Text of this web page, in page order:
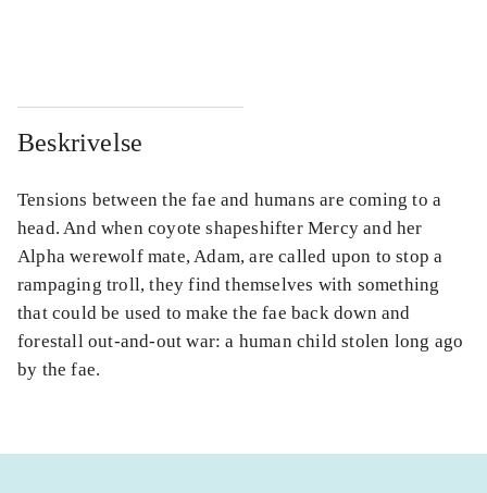
Beskrivelse
Tensions between the fae and humans are coming to a
head. And when coyote shapeshifter Mercy and her
Alpha werewolf mate, Adam, are called upon to stop a
rampaging troll, they find themselves with something
that could be used to make the fae back down and
forestall out-and-out war: a human child stolen long ago
by the fae.